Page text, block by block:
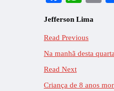
Jefferson Lima
Read Previous
Na manhã desta
Read Next
Criança de 8 anos